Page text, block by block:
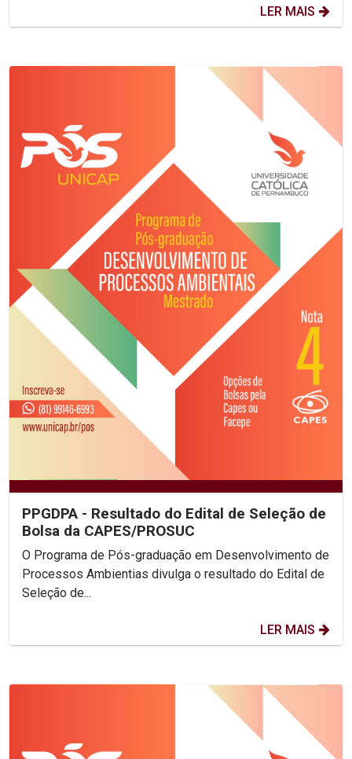
LER MAIS
PPGDPA - Resultado do Edital de Seleção de
Bolsa da CAPES/PROSUC
O Programa de Pós-graduação em Desenvolvimento de
Processos Ambientias divulga o resultado do Edital de
Seleção de...
LER MAIS